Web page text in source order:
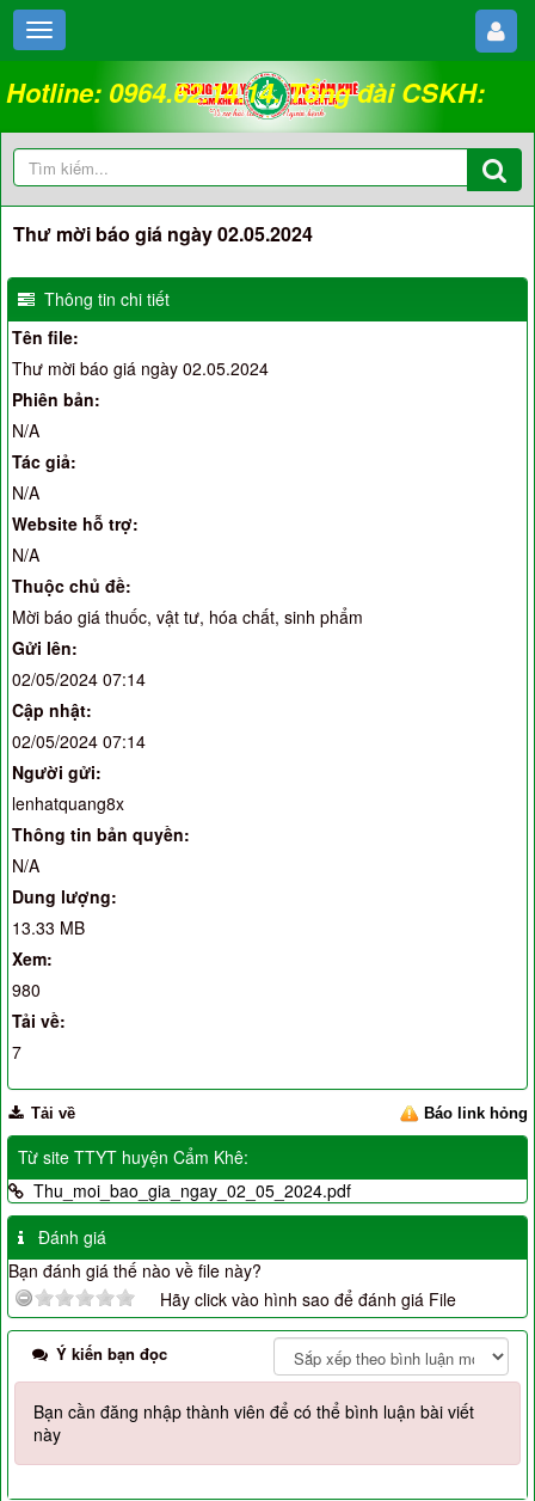
Hotline: 0964.62.14.14. Tổng đài CSKH:
18008262
Thư mời báo giá ngày 02.05.2024
Thông tin chi tiết
Tên file:
Thư mời báo giá ngày 02.05.2024
Phiên bản:
N/A
Tác giả:
N/A
Website hỗ trợ:
N/A
Thuộc chủ đề:
Mời báo giá thuốc, vật tư, hóa chất, sinh phẩm
Gửi lên:
02/05/2024 07:14
Cập nhật:
02/05/2024 07:14
Người gửi:
lenhatquang8x
Thông tin bản quyền:
N/A
Dung lượng:
13.33 MB
Xem:
980
Tải về:
7
Báo link hỏng
Tải về
Từ site TTYT huyện Cẩm Khê:
Thu_moi_bao_gia_ngay_02_05_2024.pdf
Đánh giá
Bạn đánh giá thế nào về file này?
Hãy click vào hình sao để đánh giá File
Ý kiến bạn đọc
Bạn cần đăng nhập thành viên để có thể bình luận bài viết
này